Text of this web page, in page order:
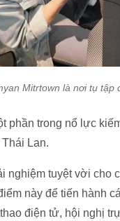
Mitrtown là nơi tụ tập
phần trong nổ lực
Lan.
nghiệm tuyệt vời cho
này để tiến hành
điện tử, hội nghị